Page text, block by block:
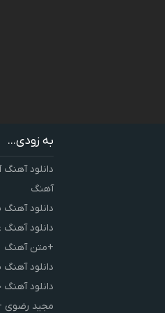
به زودی...
دانلود
آهنگ
دانلود
دانلود
+متن آهنگ
دانلود
دانلود
مجید رضوی